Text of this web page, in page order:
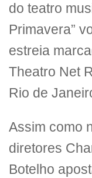
do teatro
Primavera”
estreia
Theatro Net
Rio de
Assim como
diretores
Botelho